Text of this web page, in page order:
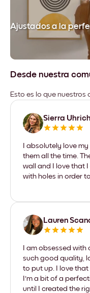
Ajustados a la
Desde nuestra
Esto es lo que
Sierra Uhrich
I absolutely love
them all the time.
wall and I love that
with holes in order
Lauren
I am obsessed
such good quality,
to put up. I love
I'm a bit of a
until I created the